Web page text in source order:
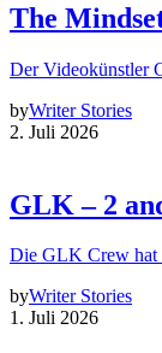
The
Der Videokünstler
byWriter Stories
2. Juli 2026
GLK – 2
Die GLK Crew hat
byWriter Stories
1. Juli 2026